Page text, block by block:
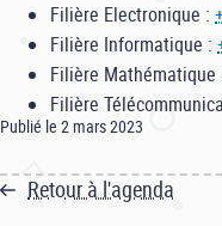
Filière Electronique :
Filière Informatique :
Filière Mathématique
Filière
Publié le 2 mars 2023
Retour à l'agenda